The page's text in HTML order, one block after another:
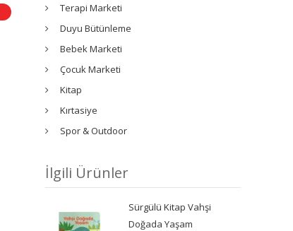
Terapi Marketi
Duyu Bütünleme
Bebek Marketi
Çocuk Marketi
Kitap
Kırtasiye
Spor & Outdoor
İlgili Ürünler
Sürgülü Kitap Vahşi
Doğada Yaşam